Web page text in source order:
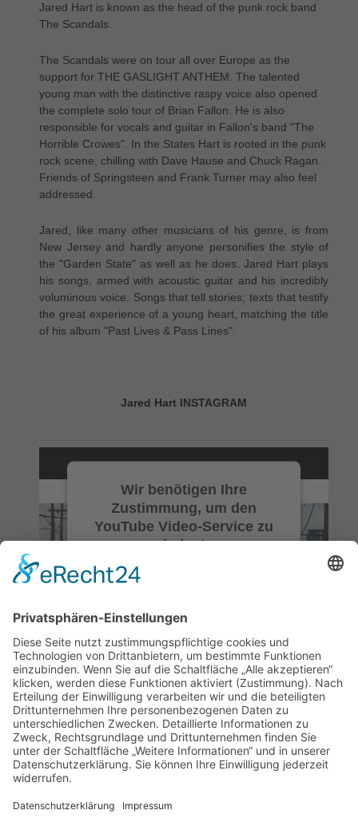
Jared Hart is known as the head of the punk rock band
The Scandals.
The Scandals were on tour all over Europe as the
support for THE GASLIGHT ANTHEM. The talented
young man with the distinctive raspy voice also opened
the complete solo tour of Brian Fallon. He is also
responsible for vocals and guitar in Fallon's band "The
Horrible Crowes". In the States Hart is rooted in the punk
rock scene, chilling with Dave Hause and Chuck Ragan.
Friends of Springsteen and Frank Turner may also feel
addressed.
Jared, like many other musicians of his genre, is from
New Jersey and hardly anyone personifies the style of
the "Garden State" as well as he does. Jared Hart plays
his songs, armed with acoustic guitar and his incredibly
voluminous voice. Songs that tell stories; texts that testify
the great experience of a young heart, matching the title
of his album "Past Lives & Pass Lines".
Jared Hart INSTAGRAM
Wir benötigen Ihre
Zustimmung, um den
YouTube Video-Service zu
laden!
einzubetten. Dieser Service kann
Daten zu Ihren Aktivitäten sammeln.
Bitte lesen Sie die Details durch und
stimmen Sie der Nutzung des
Service zu, um dieses Video
anzusehen.
Mehr Informationen
[Download Pressekit]